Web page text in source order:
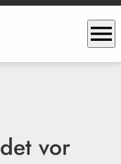
menu
vor